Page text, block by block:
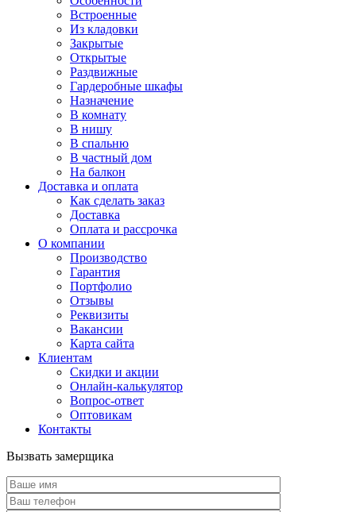
Встроенные
Из кладовки
Закрытые
Открытые
Раздвижные
Гардеробные шкафы
Назначение
В комнату
В нишу
В спальню
В частный дом
На балкон
Доставка и оплата
Как сделать заказ
Доставка
Оплата и рассрочка
О компании
Производство
Гарантия
Портфолио
Отзывы
Реквизиты
Вакансии
Карта сайта
Клиентам
Скидки и акции
Онлайн-калькулятор
Вопрос-ответ
Оптовикам
Контакты
Вызвать замерщика